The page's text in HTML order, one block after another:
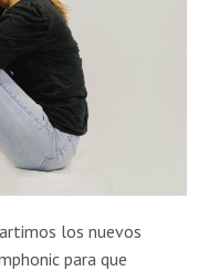
los nuevos
para que